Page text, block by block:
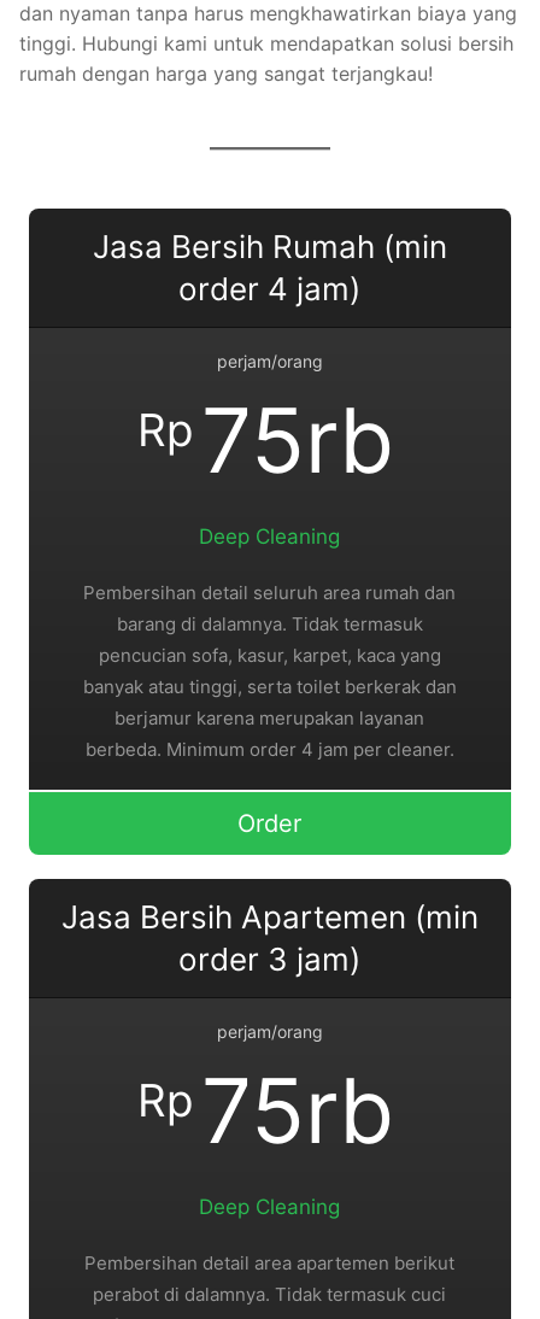
dan nyaman tanpa harus mengkhawatirkan biaya yang
tinggi. Hubungi kami untuk mendapatkan solusi bersih
rumah dengan harga yang sangat terjangkau!
Jasa Bersih Rumah (min
order 4 jam)
perjam/orang
Rp 75rb
Deep Cleaning
Pembersihan detail seluruh area rumah dan
barang di dalamnya. Tidak termasuk
pencucian sofa, kasur, karpet, kaca yang
banyak atau tinggi, serta toilet berkerak dan
berjamur karena merupakan layanan
berbeda. Minimum order 4 jam per cleaner.
Order
Jasa Bersih Apartemen (min
order 3 jam)
perjam/orang
Rp 75rb
Deep Cleaning
Pembersihan detail area apartemen berikut
perabot di dalamnya. Tidak termasuk cuci